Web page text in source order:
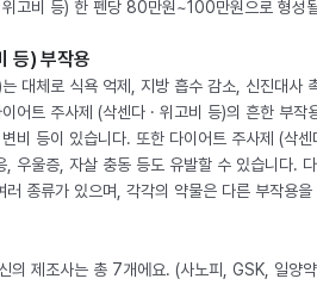
위고비 등) 한 펜당 80만원~100만원으로 형성
등) 부작용
대체로 식욕 억제, 지방 흡수 감소, 신진대사
어트 주사제 (삭센다 · 위고비 등)의 흔한 부작
비 등이 있습니다. 또한 다이어트 주사제 (삭센
, 우울증, 자살 충동 등도 유발할 수 있습니다.
러 종류가 있으며, 각각의 약물은 다른 부작용을
의 제조사는 총 7개에요. (사노피, GSK, 일양